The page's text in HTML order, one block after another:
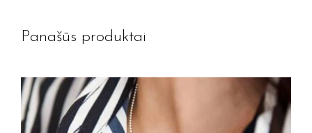
Panašūs produktai